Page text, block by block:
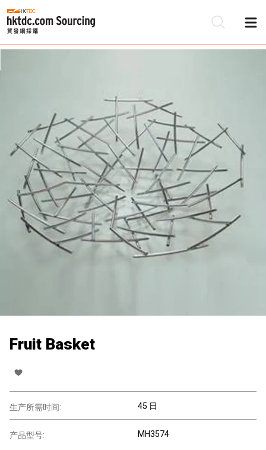
Fruit Basket
生产所需时间: 45 日
产品型号: MH3574